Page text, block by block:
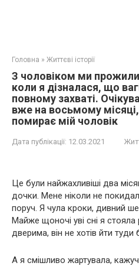
Головна » Життєві історії
З чоловіком ми
коли я дізналася, що
повному захваті.
вже на восьмому
помирає мій чоловік
Дата публікації: 12.03.2021
Це були найжахливіші два
дочки. Мене ніколи не
поруч. Я чула кроки, дивний
Майже щоночі уві сні я
дверима, він не хотів йти туди
А я смішливо жартувала,